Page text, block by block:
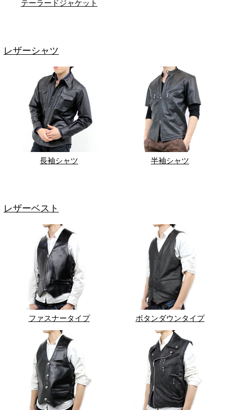
テーラードジャケット
レザーシャツ
長袖シャツ 半袖シャツ
レザーベスト
ファスナータイプ ボタンダウンタイプ